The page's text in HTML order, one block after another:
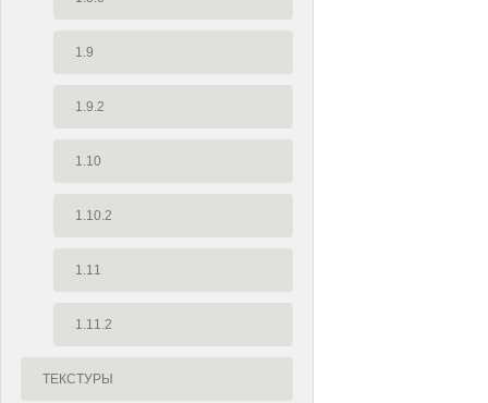
1.9
1.9.2
1.10
1.10.2
1.11
1.11.2
ТЕКСТУРЫ